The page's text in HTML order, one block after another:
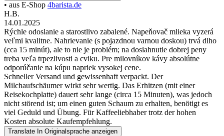
• aus E-Shop 4barista.de
H.B.
14.01.2025
Rýchle odoslanie a starostlivo zabalené. Napeňovač mlieka vyzerá
veľmi kvalitne. Nahrievanie (s pojazdnou varnou doskou) trvá dlho
(cca 15 minút), ale to nie je problém; na dosiahnutie dobrej peny
treba veľa trpezlivosti a cviku. Pre milovníkov kávy absolútne
odporúčanie na kúpu napriek vysokej cene.
Schneller Versand und gewissenhaft verpackt. Der
Milchaufschäumer wirkt sehr wertig. Das Erhitzen (mit einer
Reisekochplatte) dauert sehr lange (circa 15 Minuten), was jedoch
nicht störend ist; um einen guten Schaum zu erhalten, benötigt es
viel Geduld und Übung. Für Kaffeeliebhaber trotz der hohen
Kosten absolute Kaufempfehlung.
Translate In Originalsprache anzeigen